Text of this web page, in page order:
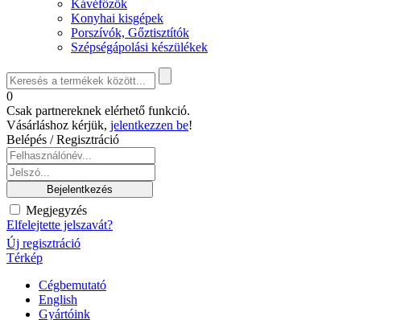
Kávéfőzők
Konyhai kisgépek
Porszívók, Gőztisztítók
Szépségápolási készülékek
0
Csak partnereknek elérhető funkció.
Vásárláshoz kérjük, jelentkezzen be!
Belépés / Regisztráció
Megjegyzés
Elfelejtette jelszavát?
Új regisztráció
Térkép
Cégbemutató
English
Gyártóink